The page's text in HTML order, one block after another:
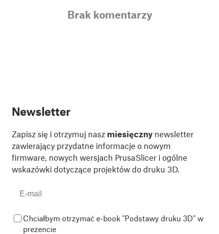
Brak komentarzy
Newsletter
Zapisz się i otrzymuj nasz miesięczny newsletter
zawierający przydatne informacje o nowym
firmware, nowych wersjach PrusaSlicer i ogólne
wskazówki dotyczące projektów do druku 3D.
Chciałbym otrzymać e-book "Podstawy druku 3D" w
prezencie